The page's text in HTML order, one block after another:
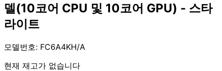
델(10코어 CPU 및 10코어 GPU) - 스타
라이트
모델번호: FC6A4KH/A
현재 재고가 없습니다